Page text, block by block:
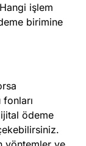
işlem
birimine
fonları
ödeme